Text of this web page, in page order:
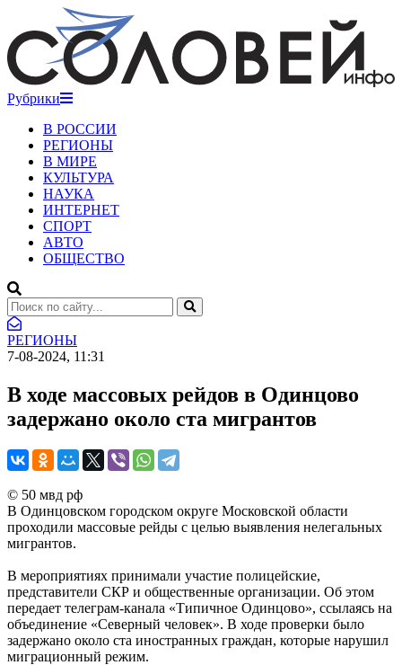
Рубрики
В РОССИИ
РЕГИОНЫ
В МИРЕ
КУЛЬТУРА
НАУКА
ИНТЕРНЕТ
СПОРТ
АВТО
ОБЩЕСТВО
РЕГИОНЫ
7-08-2024, 11:31
В ходе массовых рейдов в Одинцово
задержано около ста мигрантов
© 50 мвд рф
В Одинцовском городском округе Московской области
проходили массовые рейды с целью выявления нелегальных
мигрантов.
В мероприятиях принимали участие полицейские,
представители СКР и общественные организации. Об этом
передает телеграм-канала «Типичное Одинцово», ссылаясь на
объединение «Северный человек». В ходе проверки было
задержано около ста иностранных граждан, которые нарушил
миграционный режим.